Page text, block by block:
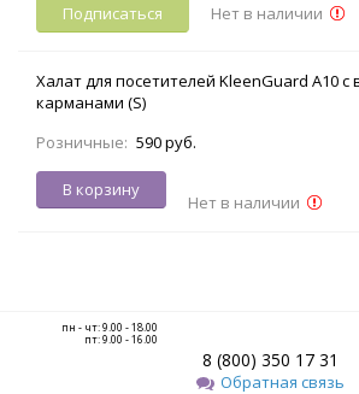
Подписаться Нет в наличии
Халат для посетителей KleenGuard A10 с
карманами (S)
Розничные: 590 руб.
В корзину
Нет в наличии
пн - чт: 9.00 - 18.00
пт: 9.00 - 16.00
8 (800) 350 17 31
Обратная связь